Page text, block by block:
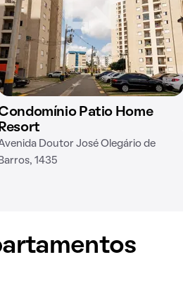
Patio Home
Resort
Doutor José Olegário de
Barros, 1435